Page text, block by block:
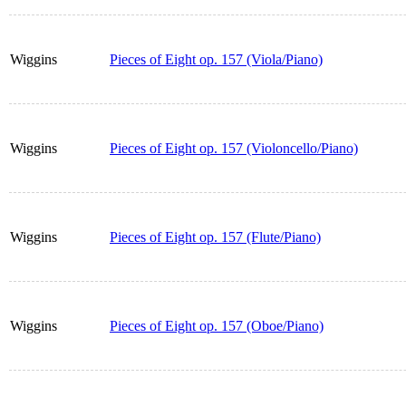
Wiggins Pieces of Eight op. 157 (Viola/Piano)
Wiggins Pieces of Eight op. 157 (Violoncello/Piano)
Wiggins Pieces of Eight op. 157 (Flute/Piano)
Wiggins Pieces of Eight op. 157 (Oboe/Piano)